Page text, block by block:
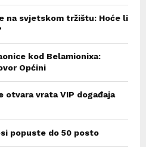
na svjetskom tržištu: Hoće li
kod Belamionixa:
Općini
otvara vrata VIP događaja
popuste do 50 posto